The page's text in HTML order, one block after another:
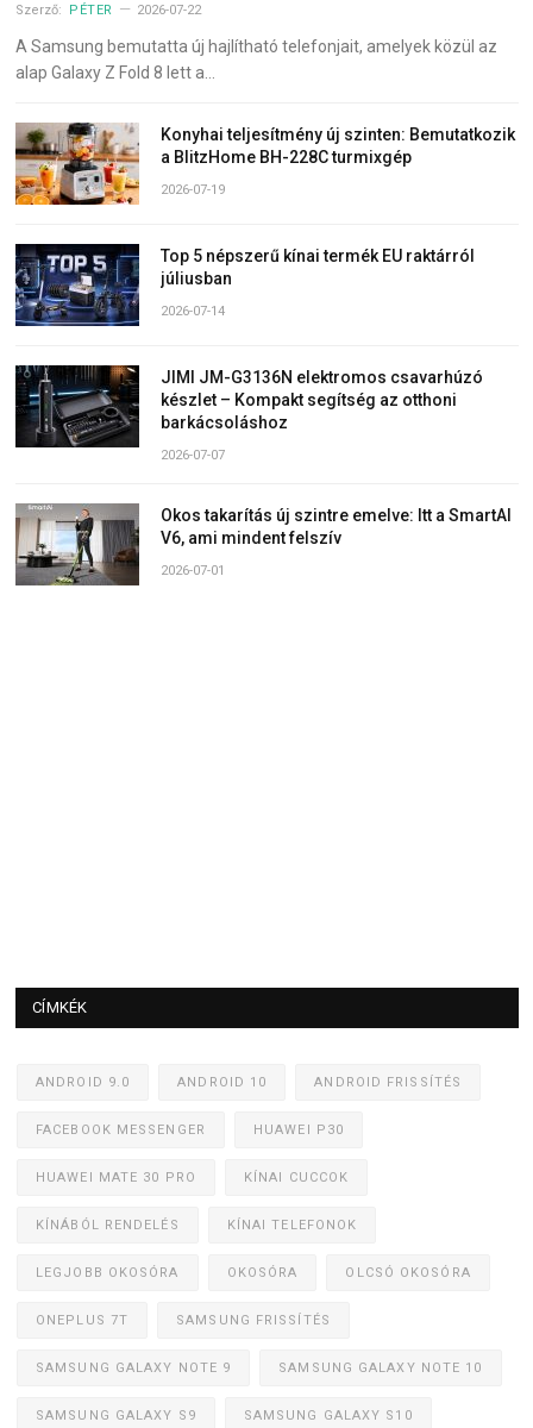
Szerző: PÉTER 2026-07-22
A Samsung bemutatta új hajlítható telefonjait, amelyek közül az
alap Galaxy Z Fold 8 lett a…
Konyhai teljesítmény új szinten: Bemutatkozik
a BlitzHome BH-228C turmixgép
2026-07-19
Top 5 népszerű kínai termék EU raktárról
júliusban
2026-07-14
JIMI JM-G3136N elektromos csavarhúzó
készlet – Kompakt segítség az otthoni
barkácsoláshoz
2026-07-07
Okos takarítás új szintre emelve: Itt a SmartAI
V6, ami mindent felszív
2026-07-01
CÍMKÉK
ANDROID 9.0 ANDROID 10 ANDROID FRISSÍTÉS
FACEBOOK MESSENGER HUAWEI P30
HUAWEI MATE 30 PRO KÍNAI CUCCOK
KÍNÁBÓL RENDELÉS KÍNAI TELEFONOK
LEGJOBB OKOSÓRA OKOSÓRA OLCSÓ OKOSÓRA
ONEPLUS 7T SAMSUNG FRISSÍTÉS
SAMSUNG GALAXY NOTE 9 SAMSUNG GALAXY NOTE 10
SAMSUNG GALAXY S9 SAMSUNG GALAXY S10